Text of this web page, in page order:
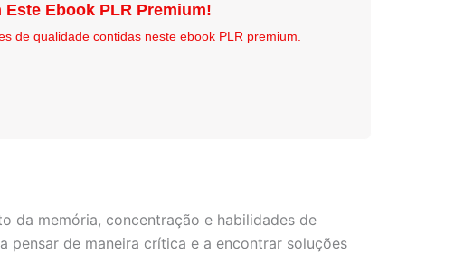
Ebook PLR Premium!
de qualidade contidas neste ebook PLR premium.
da memória, concentração e habilidades de
pensar de maneira crítica e a encontrar soluções